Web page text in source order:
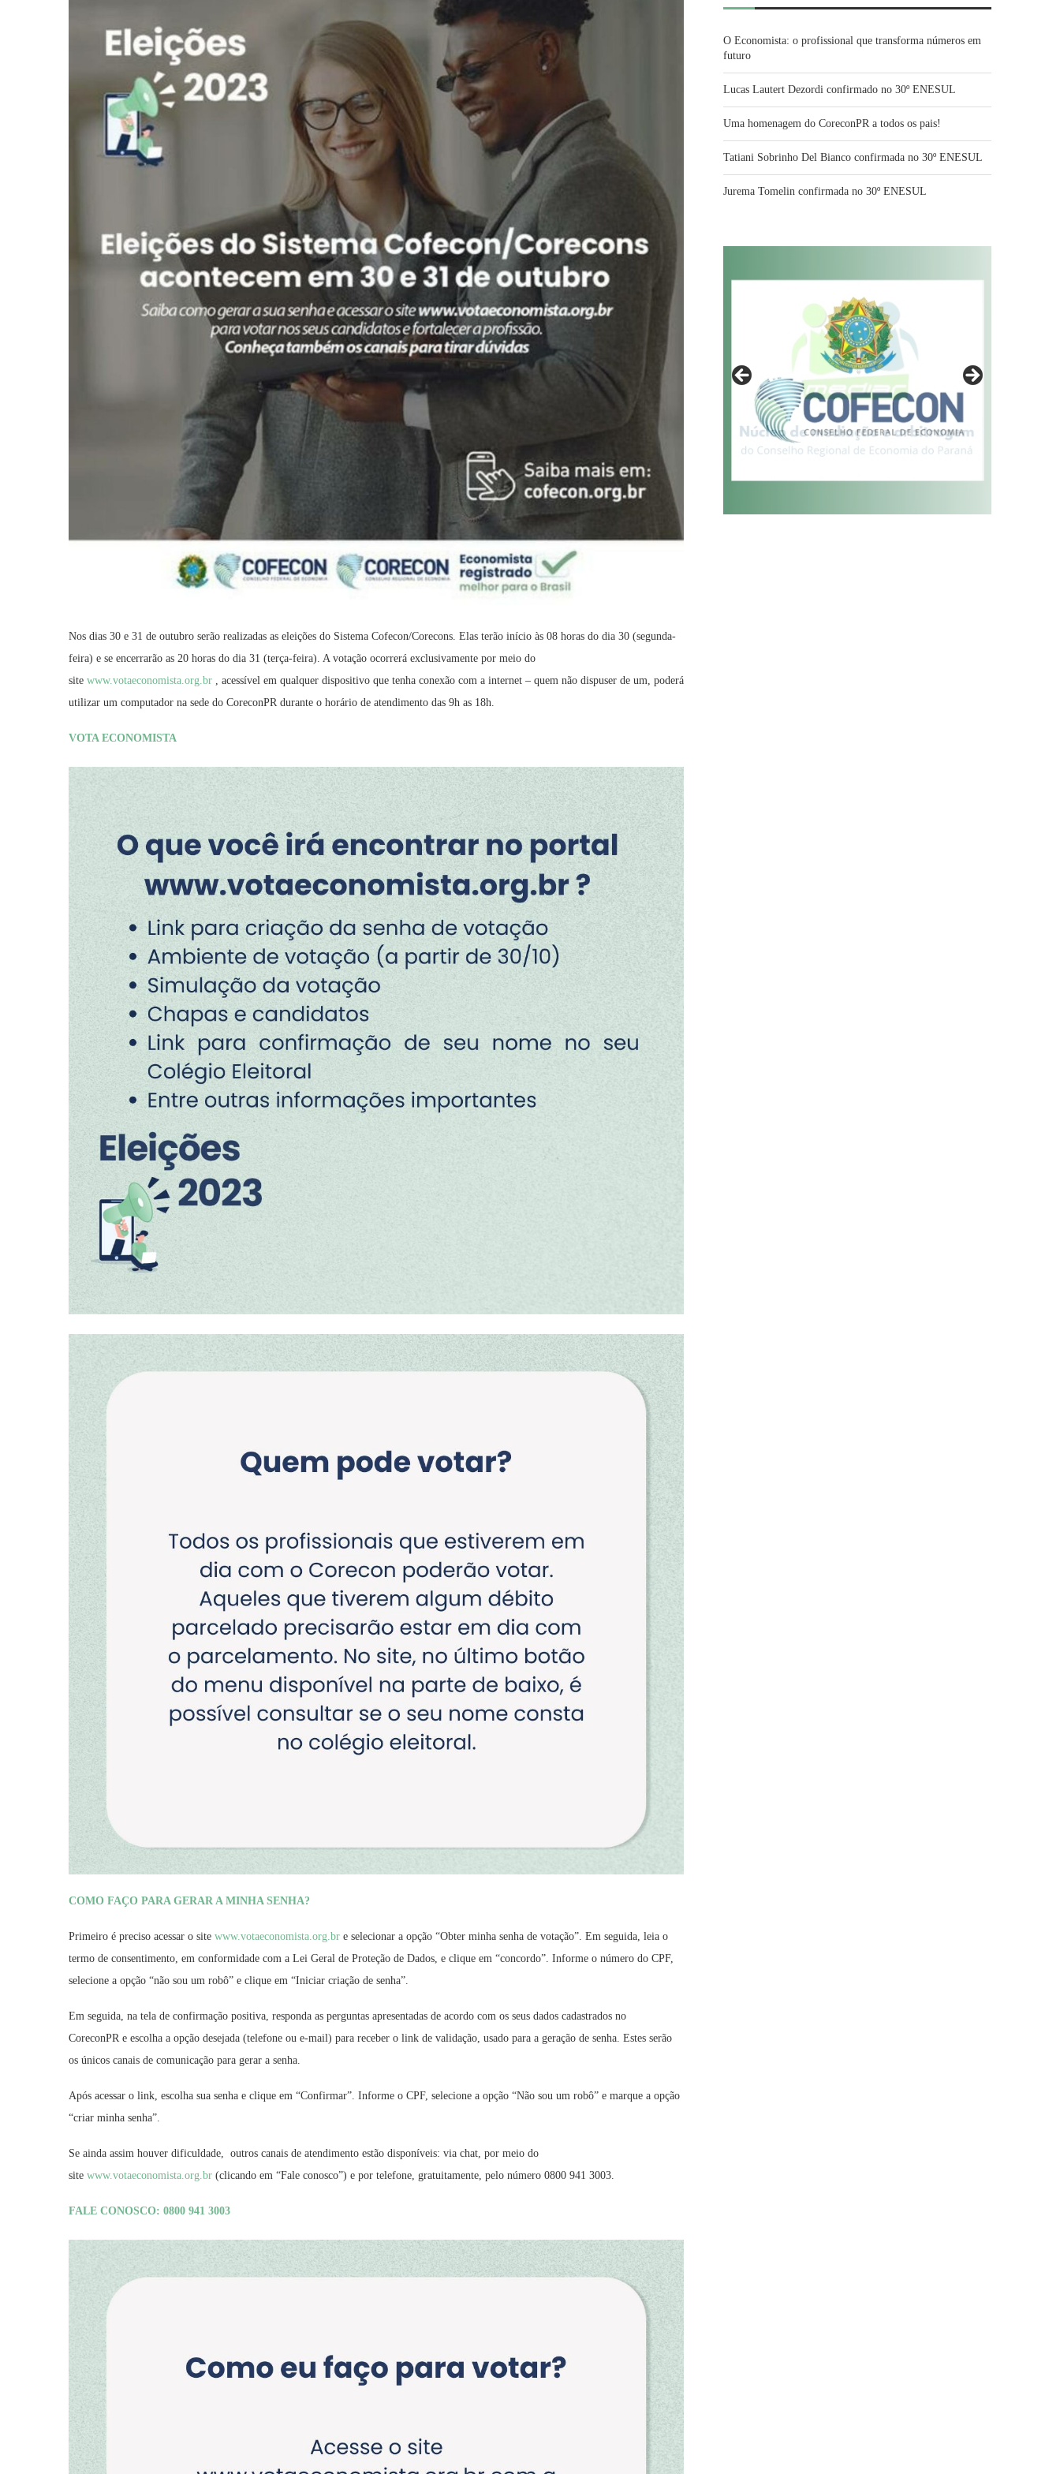
Nos dias 30 e 31 de outubro serão realizadas as eleições do Sistema Cofecon/Corecons. Elas terão início às 08 horas do dia 30 (segunda-
feira) e se encerrarão as 20 horas do dia 31 (terça-feira). A votação ocorrerá exclusivamente por meio do
site www.votaeconomista.org.br , acessível em qualquer dispositivo que tenha conexão com a internet – quem não dispuser de um, poderá
utilizar um computador na sede do CoreconPR durante o horário de atendimento das 9h as 18h.
VOTA ECONOMISTA
COMO FAÇO PARA GERAR A MINHA SENHA?
Primeiro é preciso acessar o site www.votaeconomista.org.br e selecionar a opção “Obter minha senha de votação”. Em seguida, leia o
termo de consentimento, em conformidade com a Lei Geral de Proteção de Dados, e clique em “concordo”. Informe o número do CPF,
selecione a opção “não sou um robô” e clique em “Iniciar criação de senha”.
Em seguida, na tela de confirmação positiva, responda as perguntas apresentadas de acordo com os seus dados cadastrados no
CoreconPR e escolha a opção desejada (telefone ou e-mail) para receber o link de validação, usado para a geração de senha. Estes serão
os únicos canais de comunicação para gerar a senha.
Após acessar o link, escolha sua senha e clique em “Confirmar”. Informe o CPF, selecione a opção “Não sou um robô” e marque a opção
“criar minha senha”.
Se ainda assim houver dificuldade, outros canais de atendimento estão disponíveis: via chat, por meio do
site www.votaeconomista.org.br (clicando em “Fale conosco”) e por telefone, gratuitamente, pelo número 0800 941 3003.
FALE CONOSCO: 0800 941 3003
O Economista: o profissional que transforma números em
futuro
Lucas Lautert Dezordi confirmado no 30º ENESUL
Uma homenagem do CoreconPR a todos os pais!
Tatiani Sobrinho Del Bianco confirmada no 30º ENESUL
Jurema Tomelin confirmada no 30º ENESUL